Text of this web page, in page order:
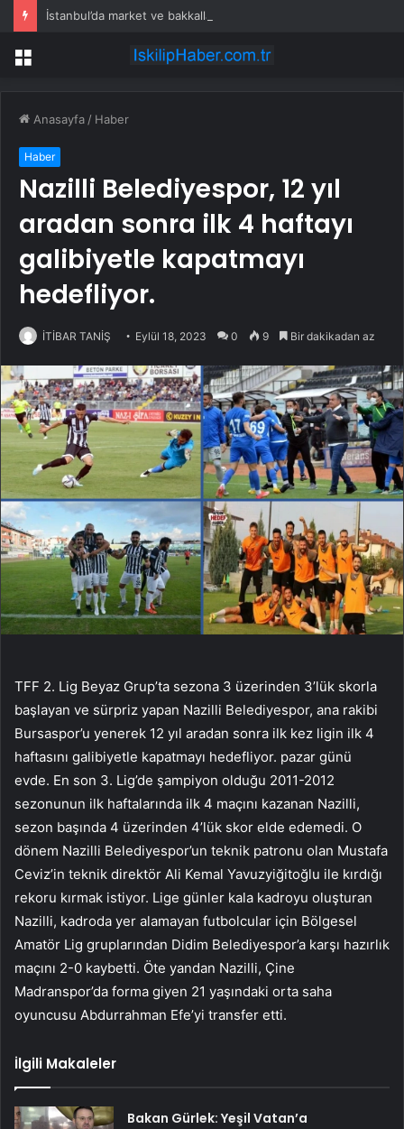
Menü
Anasayfa / Haber
Haber
Nazilli Belediyespor, 12 yıl
aradan sonra ilk 4 haftayı
galibiyetle kapatmayı
hedefliyor.
İTİBAR TANİŞ Eylül 18, 2023 0 9 Bir dakikadan az
TFF 2. Lig Beyaz Grup’ta sezona 3 üzerinden 3’lük skorla
başlayan ve sürpriz yapan Nazilli Belediyespor, ana rakibi
Bursaspor’u yenerek 12 yıl aradan sonra ilk kez ligin ilk 4
haftasını galibiyetle kapatmayı hedefliyor. pazar günü
evde. En son 3. Lig’de şampiyon olduğu 2011-2012
sezonunun ilk haftalarında ilk 4 maçını kazanan Nazilli,
sezon başında 4 üzerinden 4’lük skor elde edemedi. O
dönem Nazilli Belediyespor’un teknik patronu olan Mustafa
Ceviz’in teknik direktör Ali Kemal Yavuzyiğitoğlu ile kırdığı
rekoru kırmak istiyor. Lige günler kala kadroyu oluşturan
Nazilli, kadroda yer alamayan futbolcular için Bölgesel
Amatör Lig gruplarından Didim Belediyespor’a karşı hazırlık
maçını 2-0 kaybetti. Öte yandan Nazilli, Çine
Madranspor’da forma giyen 21 yaşındaki orta saha
oyuncusu Abdurrahman Efe’yi transfer etti.
İlgili Makaleler
Bakan Gürlek: Yeşil Vatan’a